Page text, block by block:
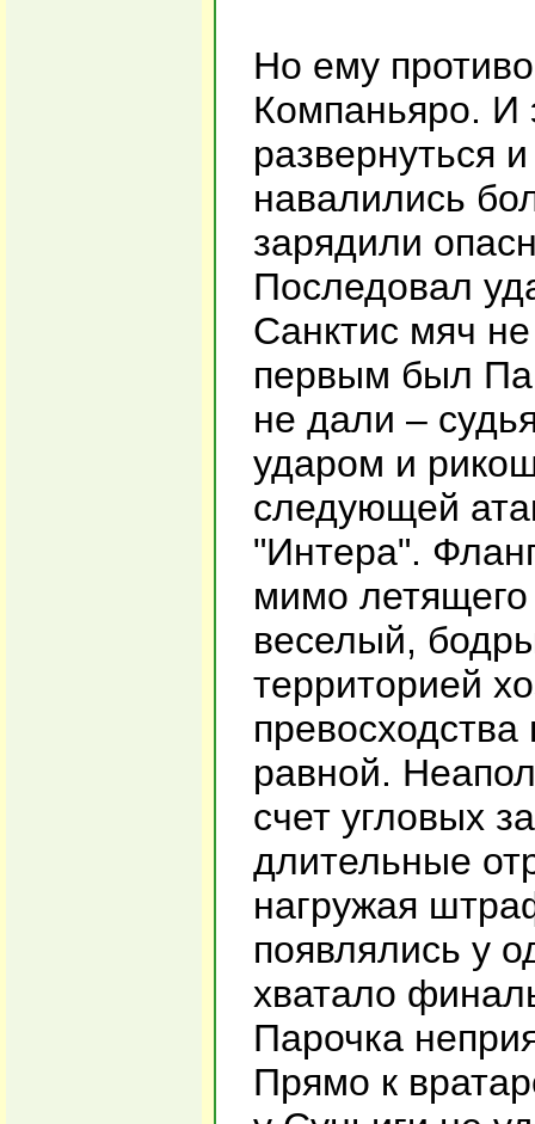
Но ему
Компаньяро. И
развернуться
навалились
зарядили
Последовал
Санктис мяч
первым был
не дали –
ударом и
следующей
"Интера".
мимо
веселый,
территорией
равной.
счет угловых
длительные
нагружая
появлялись у
хватало
Парочка
Прямо к